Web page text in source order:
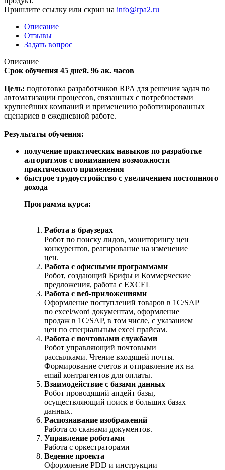
Пришлите ссылку или скрин на info@rpa2.ru
Описание
Отзывы
Задать вопрос
Описание
Срок обучения 45 дней. 96 ак. часов
Цель: подготовка разработчиков RPA для решения задач по
автоматизации процессов, связанных с потребностями
крупнейших компаний и применению роботизированных
сценариев в ежедневной работе.
Результаты обучения:
получение практических навыков по разработке
алгоритмов с пониманием возможности
практического применения
быстрое трудоустройство с увеличением постоянного
дохода
Программа курса:
Работа в браузерах
Робот по поиску лидов, мониторингу цен
конкурентов, реагирование на изменение
цен.
Работа с офисными программами
Робот, создающий Брифы и Коммерческие
предложения, работа с EXCEL
Работа с веб-приложениями
Оформление поступлений товаров в 1С/SAP
по excel/word документам, оформление
продаж в 1С/SAP, в том числе, с указанием
цен по специальным excel прайсам.
Работа с почтовыми службами
Робот управляющий почтовыми
рассылками. Чтение входящей почты.
Формирование счетов и отправление их на
email контрагентов для оплаты.
Взаимодействие с базами данных
Робот проводящий апдейт базы,
осуществляющий поиск в больших базах
данных.
Распознавание изображений
Работа со сканами документов.
Управление роботами
Работа с оркестраторами
Ведение проекта
Оформление PDD и инструкции